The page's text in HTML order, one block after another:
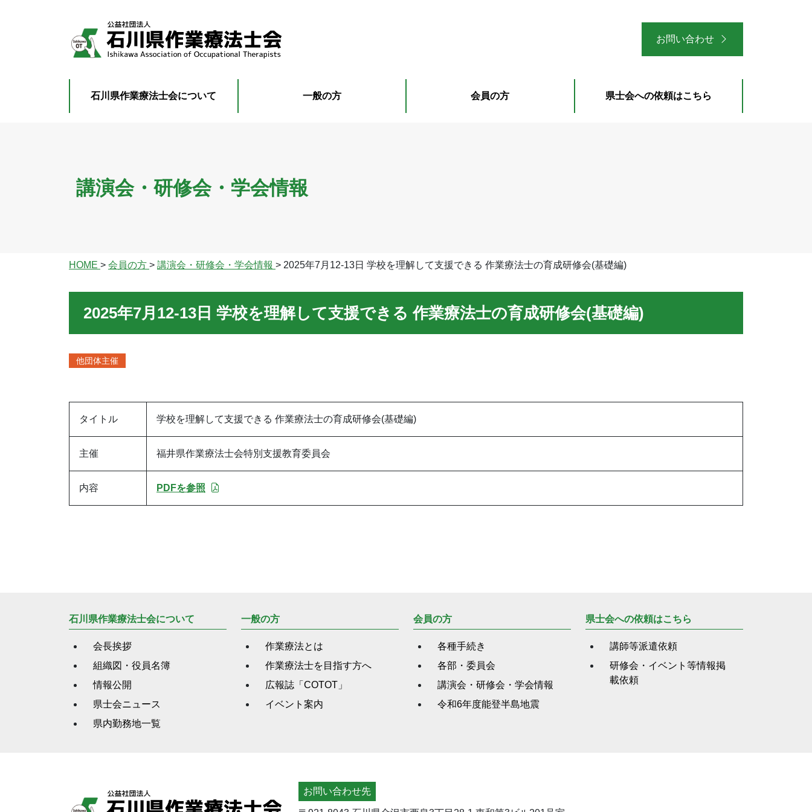
お問い合わせ
石川県作業療法士会について 一般の方 会員の方 県士会への依頼はこちら
講演会・研修会・学会情報
HOME > 会員の方 > 講演会・研修会・学会情報 > 2025年7月12-13日 学校を理解して支援できる 作業療法士の育成研修会(基礎編)
2025年7月12-13日 学校を理解して支援できる 作業療法士の育成研修会(基礎編)
他団体主催
タイトル 学校を理解して支援できる 作業療法士の育成研修会(基礎編)
主催 福井県作業療法士会特別支援教育委員会
内容 PDFを参照
石川県作業療法士会について
会長挨拶
組織図・役員名簿
情報公開
県士会ニュース
県内勤務地一覧
一般の方
作業療法とは
作業療法士を目指す方へ
広報誌「COTOT」
イベント案内
会員の方
各種手続き
各部・委員会
講演会・研修会・学会情報
令和6年度能登半島地震
県士会への依頼はこちら
講師等派遣依頼
研修会・イベント等情報掲
載依頼
お問い合わせ先